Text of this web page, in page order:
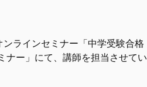
ンラインセミナー「中学受験合格
ナー」にて、講師を担当させてい